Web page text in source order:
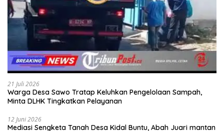
21 Juli 2026
Warga Desa Sawo Tratap Keluhkan Pengelolaan Sampah,
Minta DLHK Tingkatkan Pelayanan
12 Juni 2026
Mediasi Sengketa Tanah Desa Kidal Buntu, Abah Juari mantan